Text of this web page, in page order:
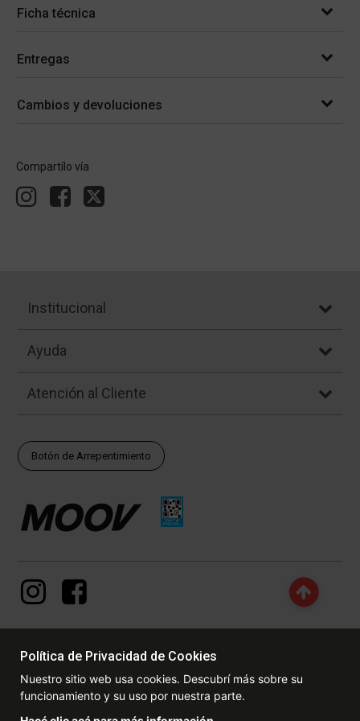
Ficha técnica
Entregas
Cambios y devoluciones
Compartílo vía
Institucional
Ayuda
Atención al Cliente
Botón de Arrepentimiento
DERECHOS RESERVADOS. Las fotos contenidas en este site, el
logotipo y las marcas son propiedad de www.dexter.com.ar y/o de
sus respectivos titulares. Está prohibida la reproducción total o
Política de Privacidad de Cookies
Nuestro sitio web usa cookies. Descubrí más sobre su
funcionamiento y su uso por nuestra parte.